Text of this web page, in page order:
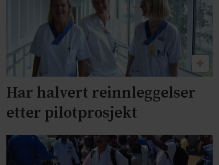
Har halvert reinnleggelser
etter pilotprosjekt